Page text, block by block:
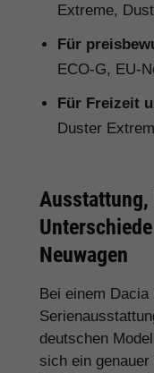
Extreme,
Für
ECO-G, EU-
Für Freizeit
Duster
Ausstattung,
Neuwagen
Bei einem
deutschen
sich ein